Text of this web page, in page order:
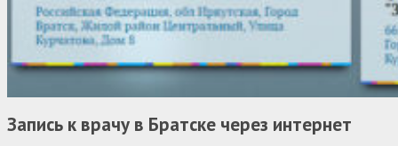
Запись к врачу в Братске через интернет